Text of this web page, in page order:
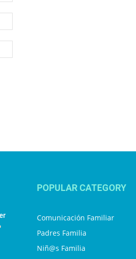
POPULAR CATEGORY
Comunicación Familiar
Padres Familia
Niñ@s Familia